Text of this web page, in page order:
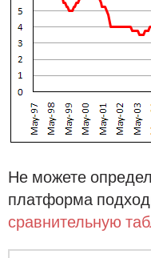
Не можете
платформа
сравнительную